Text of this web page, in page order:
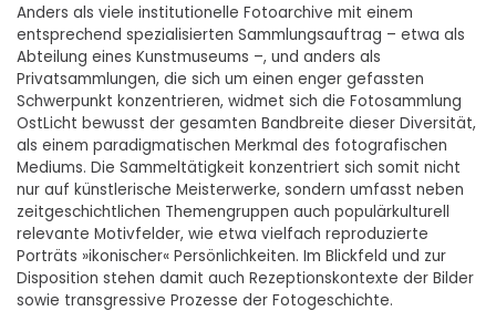
Anders als viele institutionelle Fotoarchive mit einem
entsprechend spezialisierten Sammlungsauftrag – etwa als
Abteilung eines Kunstmuseums –, und anders als
Privatsammlungen, die sich um einen enger gefassten
Schwerpunkt konzentrieren, widmet sich die Fotosammlung
OstLicht bewusst der gesamten Bandbreite dieser Diversität,
als einem paradigmatischen Merkmal des fotografischen
Mediums. Die Sammeltätigkeit konzentriert sich somit nicht
nur auf künstlerische Meisterwerke, sondern umfasst neben
zeitgeschichtlichen Themengruppen auch populärkulturell
relevante Motivfelder, wie etwa vielfach reproduzierte
Porträts »ikonischer« Persönlichkeiten. Im Blickfeld und zur
Disposition stehen damit auch Rezeptionskontexte der Bilder
sowie transgressive Prozesse der Fotogeschichte.